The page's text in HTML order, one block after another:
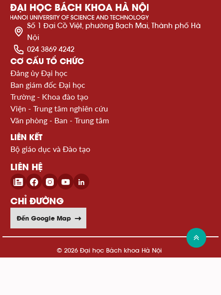
Số 1 Đại Cồ Việt, phường Bạch Mai, Thành phố Hà
Nội
024 3869 4242
CƠ CẤU TỔ CHỨC
Đảng ủy Đại học
Ban giám đốc Đại học
Trường - Khoa đào tạo
Viện - Trung tâm nghiên cứu
Văn phòng - Ban - Trung tâm
LIÊN KẾT
Bộ giáo dục và Đào tạo
LIÊN HỆ
CHỈ ĐƯỜNG
Đến Google Map
© 2026 Đại học Bách khoa Hà Nội